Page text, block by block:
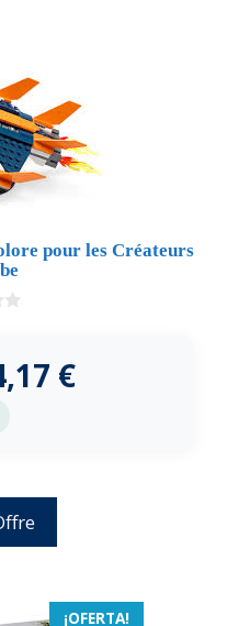
pour les Créateurs
€
¡OFERTA!